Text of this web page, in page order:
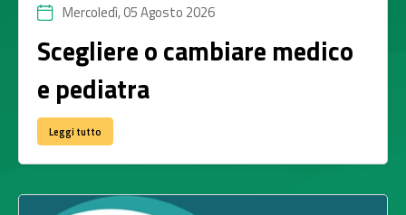
Mercoledì, 05 Agosto 2026
Scegliere o cambiare medico
e pediatra
Leggi tutto